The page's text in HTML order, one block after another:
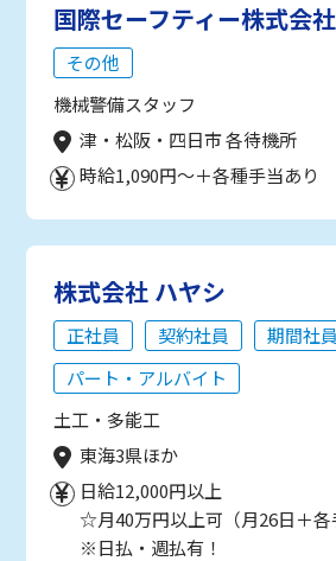
国際セーフティー株式会
その他
機械警備スタッフ
津・松阪・四日市 各待機所
時給1,090円～＋各種手当あり
株式会社 ハヤシ
正社員 契約社員
期間社員
パート・アルバイト
土工・多能工
東海3県ほか
日給12,000円以上
☆月40万円以上可（月26日＋各
※日払・週払有！